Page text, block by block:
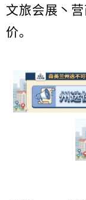
文旅会展丶
价。